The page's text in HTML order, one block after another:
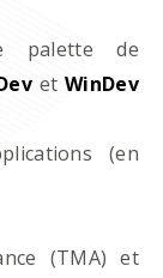
palette de
et WinDev
(en
(TMA) et